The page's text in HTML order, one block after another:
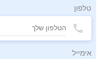
טלפון
אימייל